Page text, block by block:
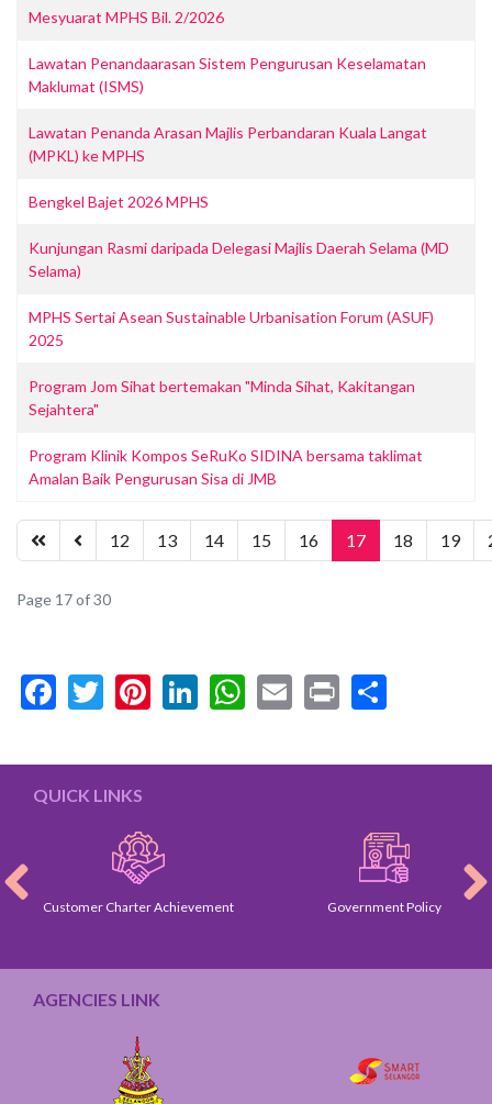
Mesyuarat MPHS Bil. 2/2026
Lawatan Penandaarasan Sistem Pengurusan Keselamatan
Maklumat (ISMS)
Lawatan Penanda Arasan Majlis Perbandaran Kuala Langat
(MPKL) ke MPHS
Bengkel Bajet 2026 MPHS
Kunjungan Rasmi daripada Delegasi Majlis Daerah Selama (MD
Selama)
MPHS Sertai Asean Sustainable Urbanisation Forum (ASUF)
2025
Program Jom Sihat bertemakan "Minda Sihat, Kakitangan
Sejahtera"
Program Klinik Kompos SeRuKo SIDINA bersama taklimat
Amalan Baik Pengurusan Sisa di JMB
12 13 14 15 16 17 18 19
Page 17 of 30
Facebook
Twitter
Pinterest
LinkedIn
WhatsApp
Email
Print
QUICK LINKS
Customer Charter Achievement Government Policy
AGENCIES LINK